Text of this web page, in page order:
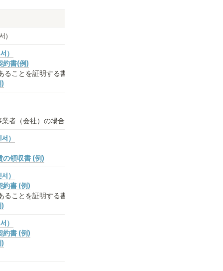
）
）
約書(例)
ことを証明する書類)
)
者（会社）の場合のみ)
）
の領収書 (例)
）
約書 (例)
ことを証明する書類)
)
）
約書 (例)
)